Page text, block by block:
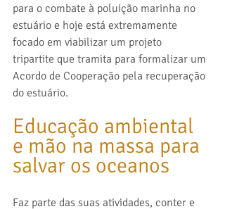
para o combate à poluição marinha no
estuário e hoje está extremamente
focado em viabilizar um projeto
tripartite que tramita para formalizar um
Acordo de Cooperação pela recuperação
do estuário.
Educação ambiental
e mão na massa para
salvar os oceanos
Faz parte das suas atividades, conter e